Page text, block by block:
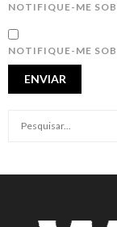
NOTIFIQUE-ME
NOTIFIQUE-ME